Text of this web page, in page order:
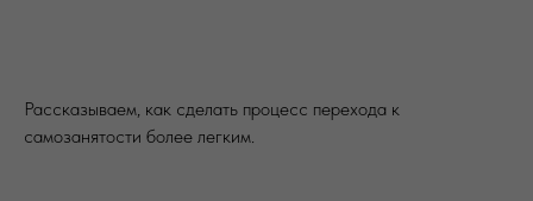
Рассказываем, как сделать процесс перехода к
самозанятости более легким.